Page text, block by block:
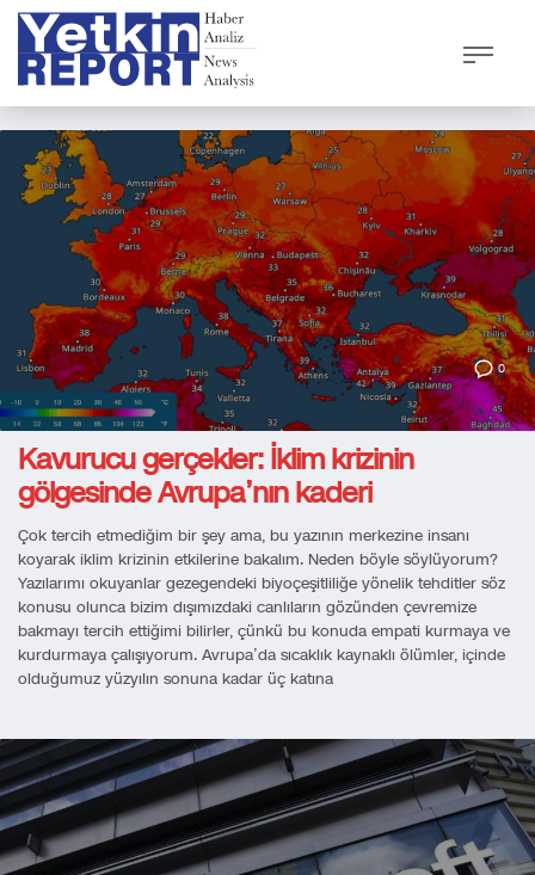
0
Kavurucu gerçekler: İklim krizinin
gölgesinde Avrupa’nın kaderi
Çok tercih etmediğim bir şey ama, bu yazının merkezine insanı
koyarak iklim krizinin etkilerine bakalım. Neden böyle söylüyorum?
Yazılarımı okuyanlar gezegendeki biyoçeşitliliğe yönelik tehditler söz
konusu olunca bizim dışımızdaki canlıların gözünden çevremize
bakmayı tercih ettiğimi bilirler, çünkü bu konuda empati kurmaya ve
kurdurmaya çalışıyorum. Avrupa’da sıcaklık kaynaklı ölümler, içinde
olduğumuz yüzyılın sonuna kadar üç katına